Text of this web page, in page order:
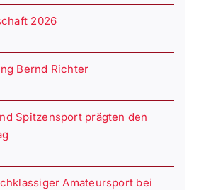
2026
Bernd Richter
Spitzensport prägten den
Amateursport bei